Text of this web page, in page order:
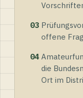
03
offene
04
die
Ort im